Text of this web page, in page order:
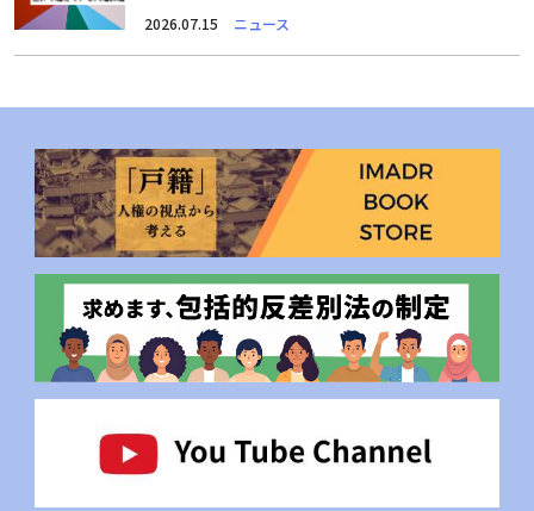
2026.07.15 ニュース